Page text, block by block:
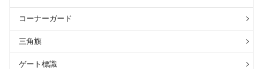
コーナーガード
三角旗
ゲート標識